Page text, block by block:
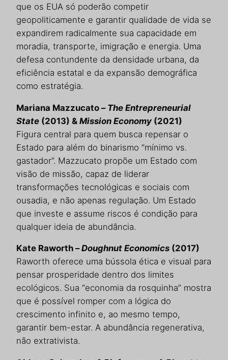
que os EUA só poderão competir
geopoliticamente e garantir qualidade de vida se
expandirem radicalmente sua capacidade em
moradia, transporte, imigração e energia. Uma
defesa contundente da densidade urbana, da
eficiência estatal e da expansão demográfica
como estratégia.
Mariana Mazzucato – The Entrepreneurial
State (2013) & Mission Economy (2021)
Figura central para quem busca repensar o
Estado para além do binarismo “mínimo vs.
gastador”. Mazzucato propõe um Estado com
visão de missão, capaz de liderar
transformações tecnológicas e sociais com
ousadia, e não apenas regulação. Um Estado
que investe e assume riscos é condição para
qualquer ideia de abundância.
Kate Raworth –Doughnut Economics (2017)
Raworth oferece uma bússola ética e visual para
pensar prosperidade dentro dos limites
ecológicos. Sua “economia da rosquinha” mostra
que é possível romper com a lógica do
crescimento infinito e, ao mesmo tempo,
garantir bem-estar. A abundância regenerativa,
não extrativista.